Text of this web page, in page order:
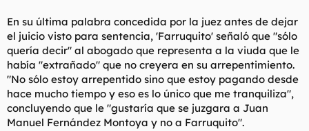
En su última palabra concedida por la juez antes de dejar
el juicio visto para sentencia, 'Farruquito' señaló que "sólo
quería decir" al abogado que representa a la viuda que le
había "extrañado" que no creyera en su arrepentimiento.
"No sólo estoy arrepentido sino que estoy pagando desde
hace mucho tiempo y eso es lo único que me tranquiliza",
concluyendo que le "gustaría que se juzgara a Juan
Manuel Fernández Montoya y no a Farruquito".